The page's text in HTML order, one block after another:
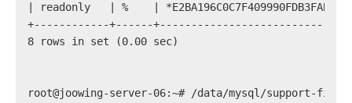
| readonly   | %    |
+------------+------
8 rows in set (0.00 sec)
root@joowing-server-06:~# /data/mysql/support-